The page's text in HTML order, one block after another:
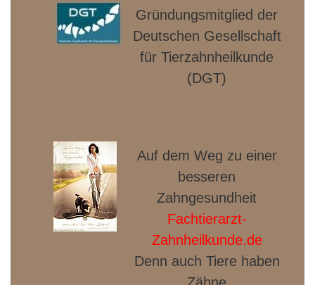
Gründungsmitglied der
Deut­schen Gesellschaft
für Tierzahnheilkunde
(DGT)
Auf dem Weg zu einer
besseren
Zahngesundheit
Fachtierarzt-
Zahnheilkunde.de
Denn auch Tiere haben